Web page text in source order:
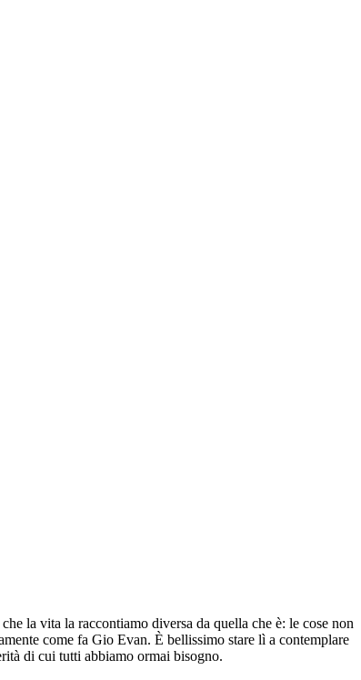
la vita la raccontiamo diversa da quella che è: le cose non
come fa Gio Evan. È bellissimo stare lì a contemplare
di cui tutti abbiamo ormai bisogno.